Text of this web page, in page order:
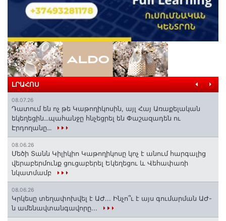
ԼՐԱՀՈՍ
08.07.26
Դատում են ոչ թե Կաթողիկոսին, այլ Հայ Առաքելական
եկեղեցին․․․պահանջը հնչեցրել են Փաշազադեն ու
Էրդողանը․․․
08.06.26
Մեծի Տանն Կիլիկիո Կաթողիկոսը կոչ է անում հարգալից
վերաբերմունք ցուցաբերել Եկեղեցու և Վեհափառի
նկատմամբ
08.06.26
Կրկեսը տեղափոխվել է ԱԺ... Ինչո՞ւ է այս գումարման ԱԺ-
ն ամենավտանգավորը...